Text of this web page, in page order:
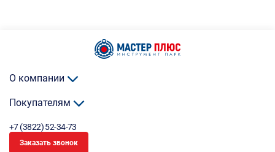
О компании
Покупателям
+7 (3822) 52-34-73
Заказать звонок